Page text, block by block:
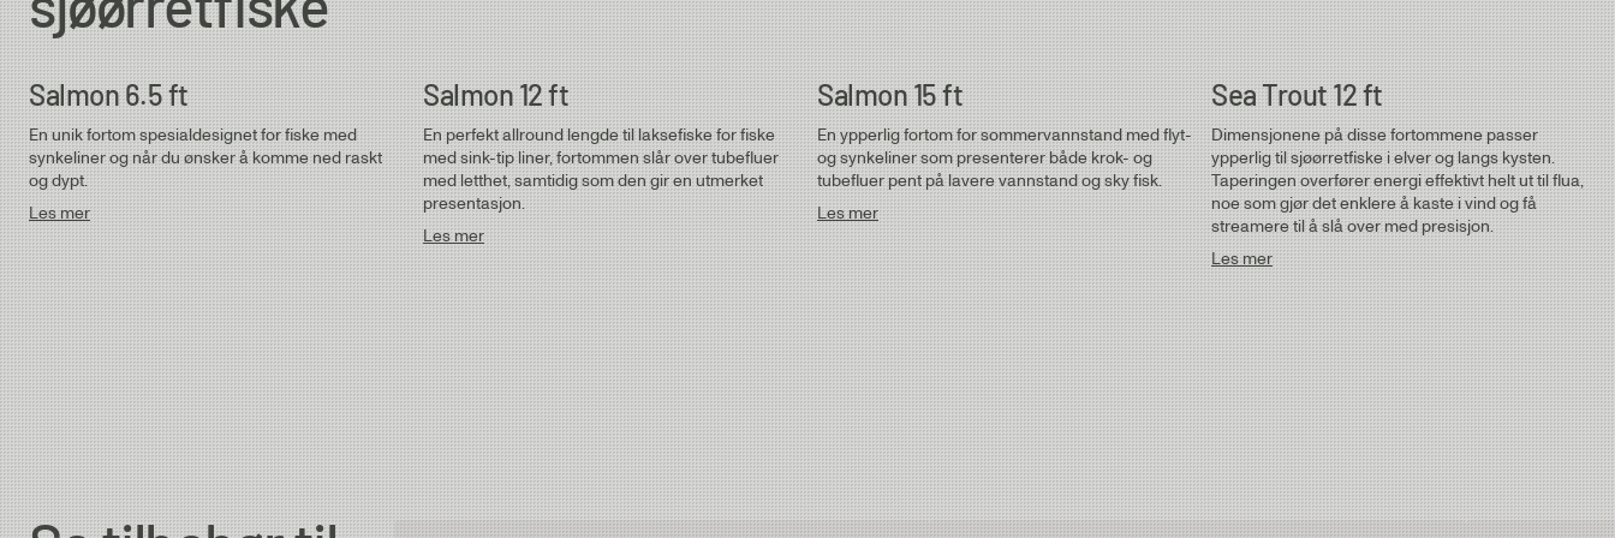
Salmon 6.5 ft
En unik fortom spesialdesignet for fiske med
synkeliner og når du ønsker å komme ned raskt
og dypt.
Les mer
Salmon 12 ft
En perfekt allround lengde til laksefiske for fiske
med sink-tip liner, fortommen slår over tubefluer
med letthet, samtidig som den gir en utmerket
presentasjon.
Les mer
Salmon 15 ft
En ypperlig fortom for sommervannstand med flyt-
og synkeliner som presenterer både krok- og
tubefluer pent på lavere vannstand og sky fisk.
Les mer
Sea Trout 12 ft
Dimensjonene på disse fortommene passer
ypperlig til sjøørretfiske i elver og langs kysten.
Taperingen overfører energi effektivt helt ut til flua,
noe som gjør det enklere å kaste i vind og få
streamere til å slå over med presisjon.
Les mer